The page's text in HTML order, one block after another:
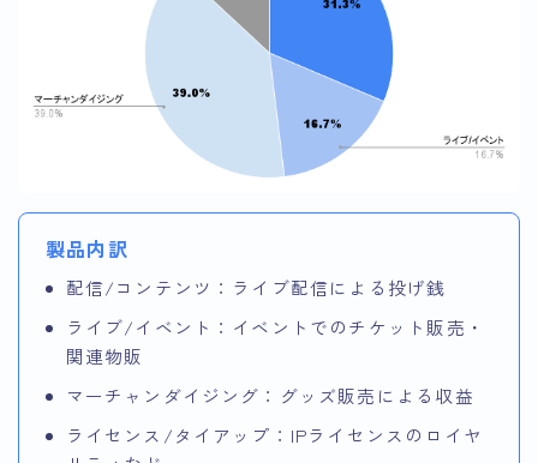
製品内訳
配信/コンテンツ：ライブ配信による投げ銭
ライブ/イベント：イベントでのチケット販売・
関連物販
マーチャンダイジング：グッズ販売による収益
ライセンス/タイアップ：IPライセンスのロイヤ